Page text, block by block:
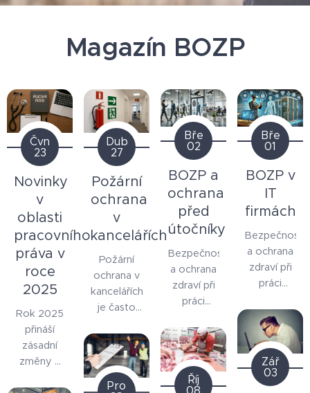
Magazín BOZP
Čvn
23
Novinky
v
oblasti
pracovního
práva v
roce
2025
Rok 2025
přináší
zásadní
změny v
Dub
27
Požární
ochrana
v
kancelářích
Požární
ochrana v
kancelářích
je často
Přitom i v
běžném
kancelářském
provozu
Bře
02
BOZP a
ochrana
před
útočníky
Bezpečnost
a ochrana
zdraví při
práci
obvykle
zaměřuje
na
prevenci
Bře
01
BOZP v
IT
firmách
Bezpečnost
a ochrana
zdraví při
práci
téma,
které si
mnohé IT
firmy
často
Pro
Říj
Zář
03